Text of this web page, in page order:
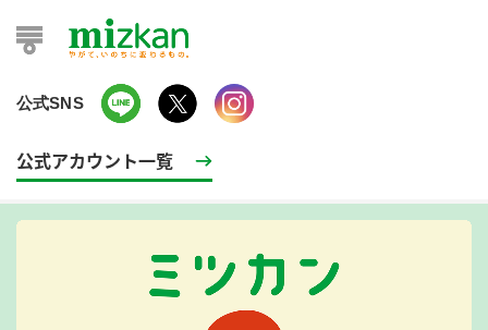
公式SNS
公式アカウント一覧